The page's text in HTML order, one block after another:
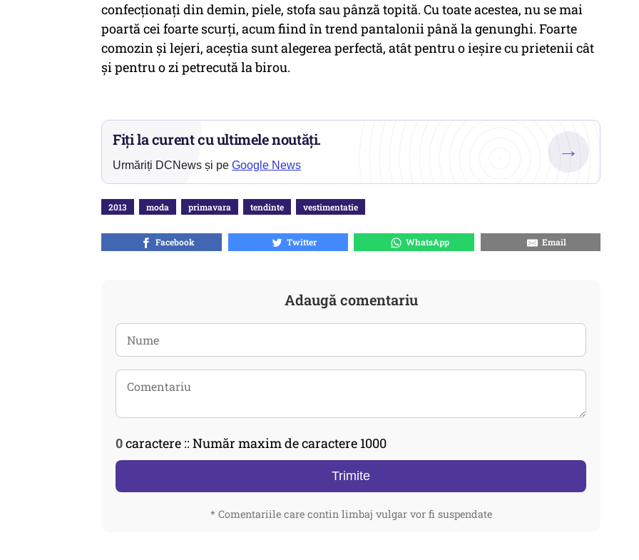
confecționați din demin, piele, stofa sau pânză topită. Cu toate acestea, nu se mai
poartă cei foarte scurți, acum fiind în trend pantalonii până la genunghi. Foarte
comozin și lejeri, aceștia sunt alegerea perfectă, atât pentru o ieșire cu prietenii cât
și pentru o zi petrecută la birou.
Fiți la curent cu ultimele noutăți.
Urmăriți DCNews și pe Google News
→
2013 moda primavara tendinte vestimentatie
Facebook Twitter WhatsApp Email
Adaugă comentariu
0caractere :: Număr maxim de caractere 1000
Trimite
* Comentariile care contin limbaj vulgar vor fi suspendate